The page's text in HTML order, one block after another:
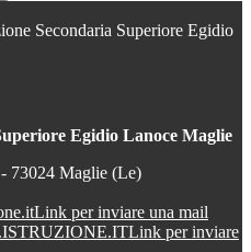
Secondaria Superiore Egidio
Egidio Lanoce Maglie
73024 Maglie (Le)
Link per inviare una mail
Link per inviare